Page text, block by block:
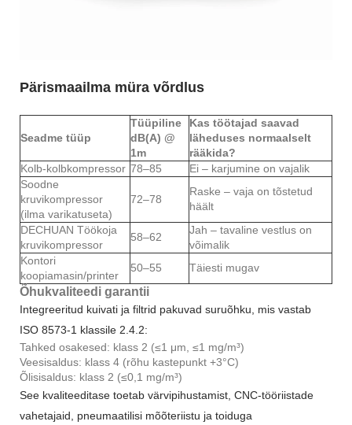
Pärismaailma müra võrdlus
Seadme tüüp
Tüüpiline
dB(A) @
1m
Kas töötajad saavad
läheduses normaalselt
rääkida?
Kolb-kolbkompressor 78–85
Ei – karjumine on vajalik
Soodne
kruvikompressor
(ilma varikatuseta)
72–78
Raske – vaja on tõstetud
häält
DECHUAN Töökoja
kruvikompressor
58–62
Jah – tavaline vestlus on
võimalik
Kontori
koopiamasin/printer
50–55 Täiesti mugav
Õhukvaliteedi garantii
Integreeritud kuivati ​​ja filtrid pakuvad suruõhku, mis vastab
ISO 8573-1 klassile 2.4.2:
Tahked osakesed: klass 2 (≤1 μm, ≤1 mg/m³)
Veesisaldus: klass 4 (rõhu kastepunkt +3°C)
Õlisisaldus: klass 2 (≤0,1 mg/m³)
See kvaliteeditase toetab värvipihustamist, CNC-tööriistade
vahetajaid, pneumaatilisi mõõteriistu ja toiduga